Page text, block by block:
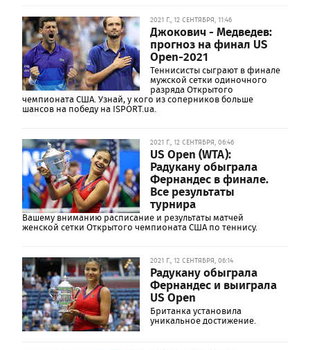
2021 Г., 12 СЕНТЯБРЯ, 11:46
Джокович - Медведев:
прогноз на финал US
Open-2021
Теннисисты сыграют в финале
мужской сетки одиночного
разряда Открытого
чемпионата США. Узнай, у кого из соперников больше
шансов на победу на ISPORT.ua.
2021 Г., 12 СЕНТЯБРЯ, 06:46
US Open (WTA):
Радукану обыграла
Фернандес в финале.
Все результаты
турнира
Вашему вниманию расписание и результаты матчей
женской сетки Открытого чемпионата США по теннису.
2021 Г., 12 СЕНТЯБРЯ, 06:14
Радукану обыграла
Фернандес и выиграла
US Open
Британка установила
уникальное достижение.